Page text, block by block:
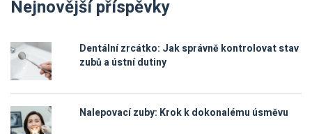
Nejnovější příspěvky
Dentální zrcátko: Jak správně kontrolovat stav
zubů a ústní dutiny
Nalepovací zuby: Krok k dokonalému úsměvu